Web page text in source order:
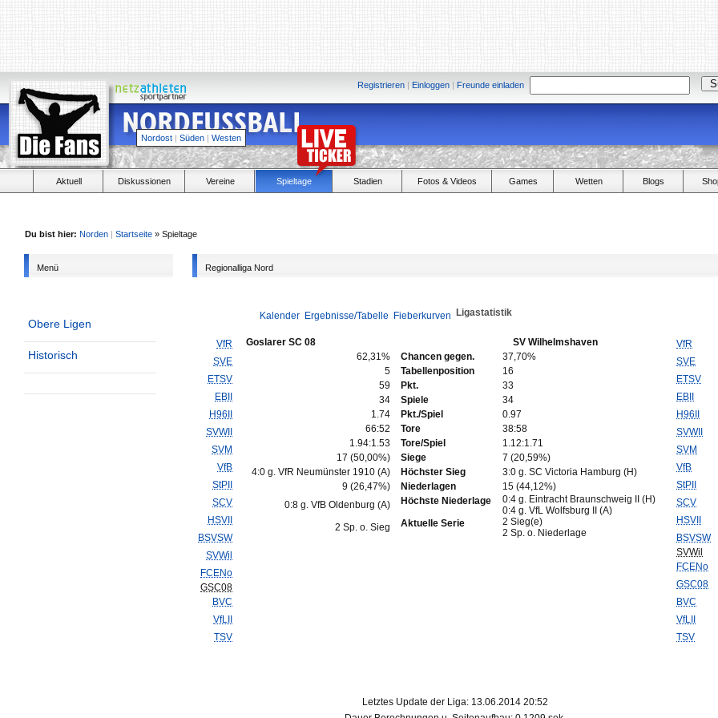
Registrieren | Einloggen | Freunde einladen
Nordost | Süden | Westen
Aktuell Diskussionen Vereine Spieltage Stadien Fotos & Videos Games Wetten Blogs
Du bist hier: Norden | Startseite » Spieltage
Menü
Obere Ligen
Historisch
Regionalliga Nord
Kalender Ergebnisse/Tabelle Fieberkurven Ligastatistik
VfR
SVE
ETSV
EBII
H96II
SVWII
SVM
VfB
StPII
SCV
HSVII
BSVSW
SVWil
FCENo
GSC08
BVC
VfLII
TSV
Goslarer SC 08
SV Wilhelmshaven
62,31%
Chancen gegen.
37,70%
5
Tabellenposition
16
59
Pkt.
33
34
Spiele
34
1.74
Pkt./Spiel
0.97
66:52
Tore
38:58
1.94:1.53
Tore/Spiel
1.12:1.71
17 (50,00%)
Siege
7 (20,59%)
4:0 g. VfR Neumünster 1910 (A)
Höchster Sieg
3:0 g. SC Victoria Hamburg (H)
9 (26,47%)
Niederlagen
15 (44,12%)
0:8 g. VfB Oldenburg (A)
Höchste Niederlage
0:4 g. Eintracht Braunschweig II (H)
0:4 g. VfL Wolfsburg II (A)
2 Sp. o. Sieg
Aktuelle Serie
2 Sieg(e)
2 Sp. o. Niederlage
VfR
SVE
ETSV
EBII
H96II
SVWII
SVM
VfB
StPII
SCV
HSVII
BSVSW
SVWil
FCENo
GSC08
BVC
VfLII
TSV
Letztes Update der Liga: 13.06.2014 20:52